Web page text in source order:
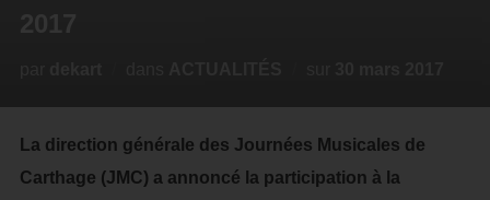
La direction générale des Journées Musicales de
Carthage (JMC) a annoncé la participation à la